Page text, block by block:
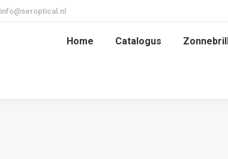
info@seroptical.nl
Home Catalogus
Home Catalogus